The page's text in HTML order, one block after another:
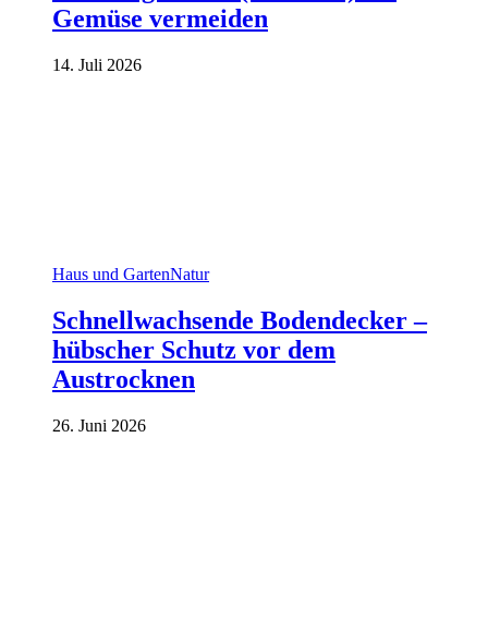
Gemüse vermeiden
14. Juli 2026
Haus und GartenNatur
Schnellwachsende Bodendecker –
hübscher Schutz vor dem
Austrocknen
26. Juni 2026